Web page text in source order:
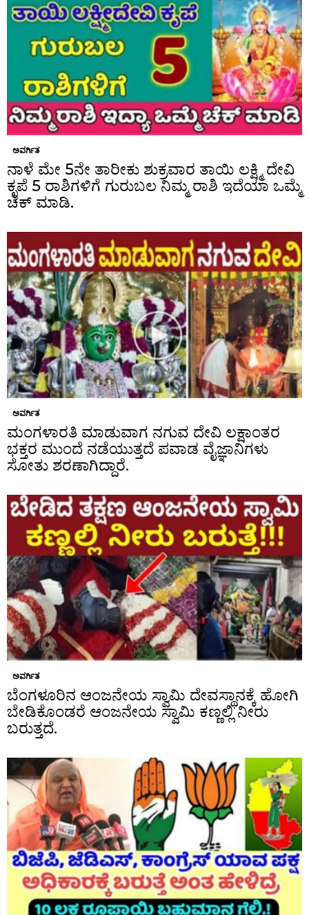
ಅವರ್ಗಿತ
ನಾಳೆ ಮೇ 5ನೇ ತಾರೀಕು ಶುಕ್ರವಾರ ತಾಯಿ ಲಕ್ಷ್ಮಿ ದೇವಿ
ಕೃಪೆ 5 ರಾಶಿಗಳಿಗೆ ಗುರುಬಲ ನಿಮ್ಮ ರಾಶಿ ಇದೆಯಾ ಒಮ್ಮೆ
ಚೆಕ್ ಮಾಡಿ.
ಅವರ್ಗಿತ
ಮಂಗಳಾರತಿ ಮಾಡುವಾಗ ನಗುವ ದೇವಿ ಲಕ್ಷಾಂತರ
ಭಕ್ತರ ಮುಂದೆ ನಡೆಯುತ್ತದೆ ಪವಾಡ ವೈಜ್ಞಾನಿಗಳು
ಸೋತು ಶರಣಾಗಿದ್ದಾರೆ.
ಅವರ್ಗಿತ
ಬೆಂಗಳೂರಿನ ಆಂಜನೇಯ ಸ್ವಾಮಿ ದೇವಸ್ಥಾನಕ್ಕೆ ಹೋಗಿ
ಬೇಡಿಕೊಂಡರೆ ಆಂಜನೇಯ ಸ್ವಾಮಿ ಕಣ್ಣಲ್ಲಿ ನೀರು
ಬರುತ್ತದೆ.